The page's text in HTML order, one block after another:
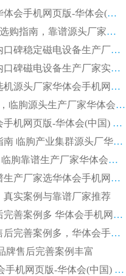
2026 选矿永磁筒式磁选机挑选干货：华体会手机网页版-华体会(中国) 源头厂，绿色高效实力出众
2026 高分选塑料 CTN 湿式顺流磁选机选购指南，靠谱源头厂家华体会手机网页版-华体会(中国) 详解
全磁高吸附深度永磁滚筒选购指南 业内口碑稳定磁电设备生产厂家详细推荐
高回收率湿式选矿磁选机选购指南 业内口碑磁电设备生产厂家实力解析
2026 钛矿选矿优选：湿式永磁筒式磁选机源头厂家华体会手机网页版-华体会(中国) 综合解析
2026 半磁耐磨 RCT 永磁滚筒选购指南，临朐源头生产厂家华体会手机网页版-华体会(中国) 实测分享
2026 石英砂提纯设备选购指南：华体会手机网页版-华体会(中国) 提纯磁选机厂家综合解读
2026 耐磨低耗半逆流河沙磁选机选购指南 临朐产业集群源头厂华体会手机网页版-华体会(中国) 详细解析
2026客户推荐钛铁矿强磁辊式磁选机，临朐靠谱生产厂家华体会手机网页版-华体会(中国) 详解
2026 市场主流客户推荐矿山磁选机靠谱生产厂家选华体会手机网页版-华体会(中国)
真实案例与靠谱厂家推荐
2026 冶金永磁滚筒如何避坑参考：售后完善案例多 华体会手机网页版-华体会(中国) 靠谱厂家
2026 钢渣永磁筒式磁选机避坑参考：售后完善案例多，华体会手机网页版-华体会(中国) 稳居榜单
牌售后完善案例丰富
2026平板磁选机十大品牌哪家好?华体会手机网页版-华体会(中国) 作为靠谱厂家实力出众